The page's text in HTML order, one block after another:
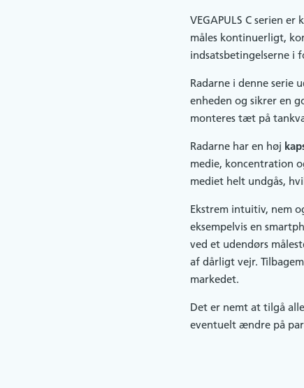
VEGAPULS C serien
måles kontinuerligt,
indsatsbetingelserne i
Radarne i denne serie
enheden og sikrer en
monteres tæt på
Radarne har en høj
medie, koncentration
mediet helt undgås,
Ekstrem intuitiv, nem
eksempelvis en
ved et udendørs
af dårligt vejr.
markedet.
Det er nemt at tilgå
eventuelt ændre på